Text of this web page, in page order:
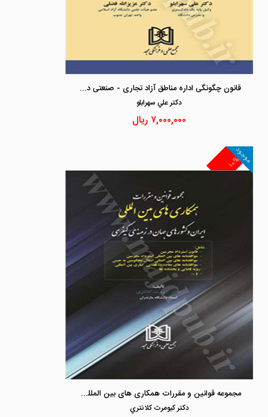
قانون چگونگی اداره مناطق آزاد تجاری - صنعتی در نظم حقوقی کنونی
دكتر علي سهرابلو
۷,۰۰۰,۰۰۰ ریال
۱۰%
موجود
مجموعه قوانین و مقررات همکاری های بین المللی ایران و کشورهای جهان در زمینه کیفری
دكتر كيومرث كلانتري